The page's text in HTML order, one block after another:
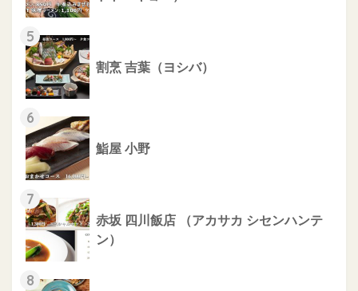
5
割烹 吉葉（ヨシバ）
6
鮨屋 小野
7
赤坂 四川飯店 （アカサカ シセンハンテ
ン）
8